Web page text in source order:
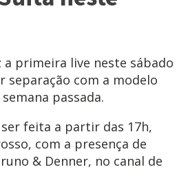
a primeira live neste sábado
separação com a modelo
passada.
feita a partir das 17h,
com a presença de
& Denner, no canal de